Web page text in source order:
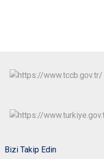
Bizi Takip Edin